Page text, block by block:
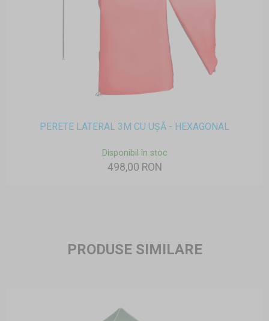
PERETE LATERAL 3M CU UȘĂ - HEXAGONAL
Disponibil în stoc
498,00 RON
PRODUSE SIMILARE